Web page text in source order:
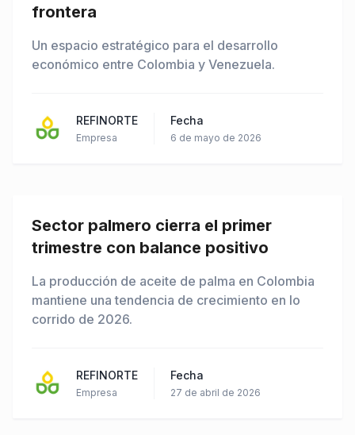
frontera
Un espacio estratégico para el desarrollo
económico entre Colombia y Venezuela.
REFINORTE
Empresa
Fecha
6 de mayo de 2026
Sector palmero cierra el primer
trimestre con balance positivo
La producción de aceite de palma en Colombia
mantiene una tendencia de crecimiento en lo
corrido de 2026.
REFINORTE
Empresa
Fecha
27 de abril de 2026